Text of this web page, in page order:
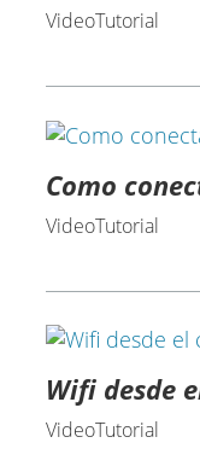
VideoTutorial
Como
VideoTutorial
Wifi desde
VideoTutorial